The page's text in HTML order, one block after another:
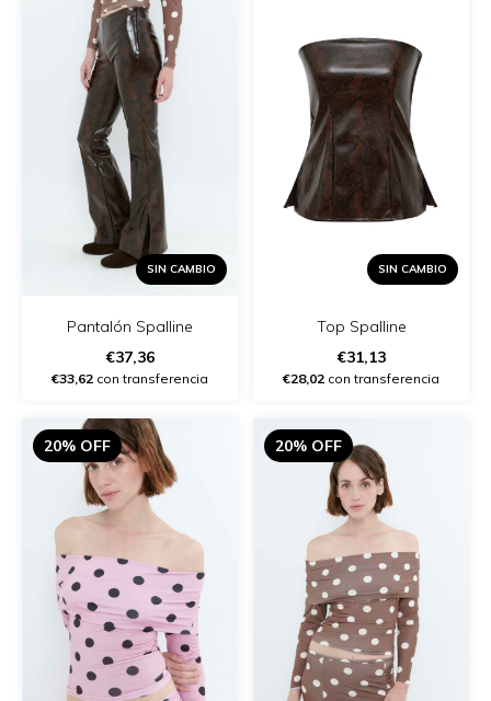
SIN CAMBIO
Pantalón Spalline
€37,36
€33,62 con transferencia
SIN CAMBIO
Top Spalline
€31,13
€28,02 con transferencia
20% OFF 20% OFF